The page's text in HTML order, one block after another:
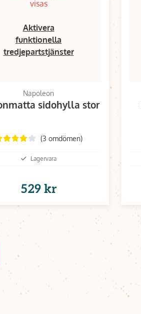
visas
Aktivera
funktionella
tredjepartstjänster
Napoleon
sidohylla stor
(3 omdömen)
Lagervara
529 kr